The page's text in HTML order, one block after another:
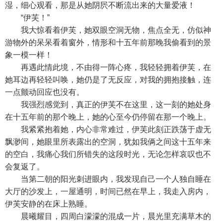
湿，细心观看，那是从她阴屄不断流出来的大量爱液！
“伊芙！”
我大惊看着伊芙，她双眼空洞无物，焦点全无，仿似神
游物外的呆呆看着窗外，情形和十五年前那晚我偷看到的景
象一模一样！
再遇此情此境，不由得一阵心疼，我轻轻拥着伊芙，在
她耳边再轻轻叫唤，她仍是了无反应，对我的拥抱接触，连
一点颤动回应也没有。
我强烈感觉到，真正的伊芙不在这里，这一刻的她处身
在十五年前的那个晚上，她的心至今仍停留在那一个晚上。
我紧紧抱着她，内心非常难过，伊芙此刻正跌荡于虚无
飘渺间，她眼里所表露出的空洞，犹如我俩之间这十五年来
的空白，我痛心我们所错失的这段时光，无论怎样哀叹也不
会复返了。
当第二朝的阳光刺进眼内，我发现自己一个人独自睡在
大厅的沙发上，一屋通明，时间已然在早上，我走入房内，
伊芙安静的在床上熟睡。
晨曦耀目，四周白濛濛的混成一片，晨光里充满草木的